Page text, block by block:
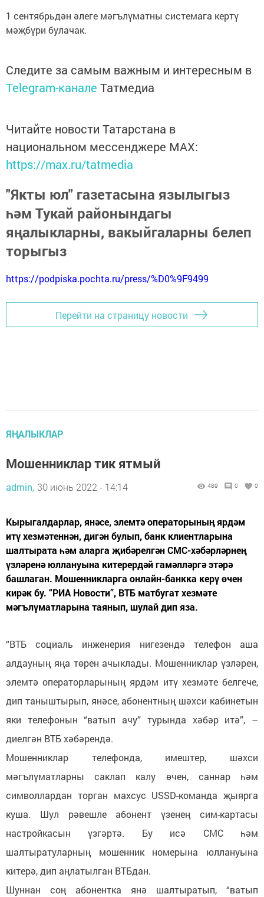
1 сентябрьдән әлеге мәгълүматны системага кертү
мәҗбүри булачак.
Следите за самым важным и интересным в
Telegram-канале Татмедиа
Читайте новости Татарстана в
национальном мессенджере MАХ:
https://max.ru/tatmedia
"Якты юл" газетасына язылыгыз
һәм Тукай районындагы
яңалыкларны, вакыйгаларны белеп
торыгыз
https://podpiska.pochta.ru/press/%D0%9F9499
Перейти на страницу новости
ЯҢАЛЫКЛАР
Мошенниклар тик ятмый
admin, 30 июнь 2022 - 14:14 489 0 0
Кырыгалдарлар, янәсе, элемтә операторының ярдәм
итү хезмәтеннән, дигән булып, банк клиентларына
шалтырата һәм аларга җибәрелгән СМС-хәбәрләрнең
үзләренә юллануына китерердәй гамәлләргә этәрә
башлаган. Мошенникларга онлайн-банкка керү өчен
кирәк бу. “РИА Новости”, ВТБ матбугат хезмәте
мәгълүматларына таянып, шулай дип яза.
“ВТБ социаль инженерия нигезендә телефон аша
алдауның яңа төрен ачыклады. Мошенниклар үзләрен,
элемтә операторларының ярдәм итү хезмәте белгече,
дип таныштырып, янәсе, абонентның шәхси кабинетын
яки телефонын “ватып ачу” турында хәбәр итә”, –
диелгән ВТБ хәбәрендә.
Мошенниклар телефонда, имештер, шәхси
мәгълүматларны саклап калу өчен, саннар һәм
символлардан торган махсус USSD-команда җыярга
куша. Шул рәвешле абонент үзенең сим-картасы
настройкасын үзгәртә. Бу исә СМС һәм
шалтыратуларның мошенник номерына юллануына
китерә, дип аңлатылган ВТБдан.
Шуннан соң абонентка янә шалтыратып, “ватып